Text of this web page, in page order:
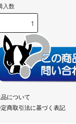
入数
について
商取引法に基づく表記